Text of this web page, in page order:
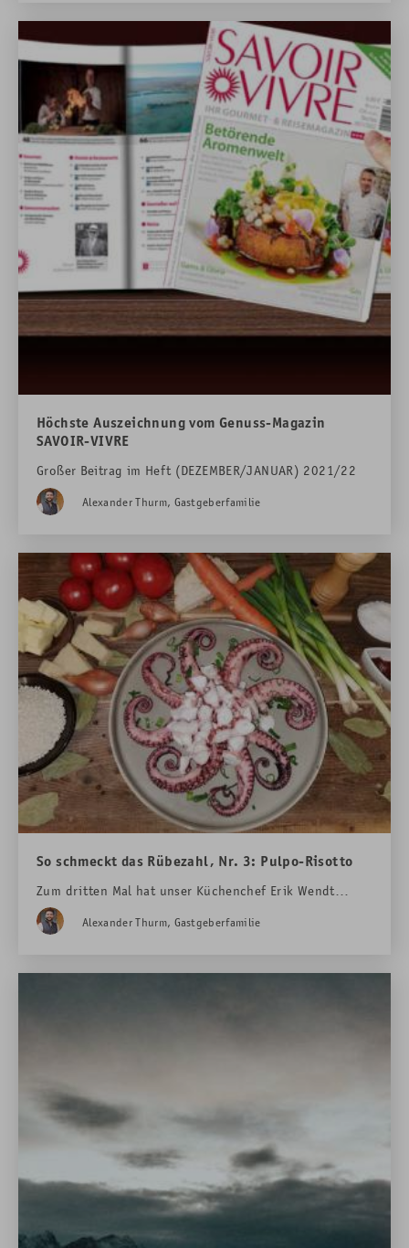
das wollen wir Ihnen zeigen indem wir ihnen in dieser
Blog-Rubrik ein paar Tipps & Tricks und
Zusammenstellungen vorstellen, die Sie nachkochen
oder -backen können. Den passenden Wein- bzw.
Getränkebegleitung liefern wir gleich mit. Ein wenigDas
Rübezahlfür Zuhause. Viel Spaß beim Lesen und
ausprobieren!
Ihre Sommelière und Restaurantleiterin Caroline Zuber
und Küchenchef Erik Wendt
Höchste Auszeichnung vom Genuss-Magazin
SAVOIR-VIVRE
Großer Beitrag im Heft (DEZEMBER/JANUAR) 2021/22
Alexander Thurm, Gastgeberfamilie
So schmeckt das Rübezahl, Nr. 3: Pulpo-Risotto
Zum dritten Mal hat unser Küchenchef Erik Wendt
ein Gericht für die heimische Inspiration zubereitet.
Unsere Sommelière und Restaurantleiterin Caroline
Alexander Thurm, Gastgeberfamilie